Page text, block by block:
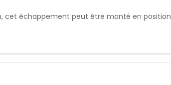
cet échappement peut être monté en position